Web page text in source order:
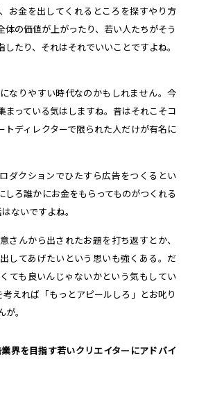
お金を出してくれるところを探すやり方
体の価値が上がったり、若い人たちがそう
したり、それはそれでいいことですよね。
なりやすい時代なのかもしれません。今
まっている気はしますね。昔はそれこそコ
トディレクターで限られた人だけが有名に
ダクションでひたすら広告をつくるとい
しろ誰かにお金をもらってものがつくれる
ないですよね。
さんから出されたお題を打ち返すとか、
してあげたいという思いも強くある。だ
ても良いんじゃないかという気もしてい
えれば「もっとアピールしろ」とお叱り
が。
界を目指す若いクリエイターにアドバイ